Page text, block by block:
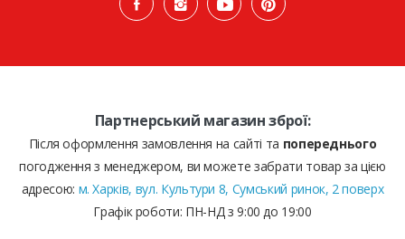
Партнерський магазин зброї:
Після оформлення замовлення на сайті та попереднього
погодження з менеджером, ви можете забрати товар за цією
адресою: м. Харків, вул. Культури 8, Сумський ринок, 2 поверх
Графік роботи: ПН-НД з 9:00 до 19:00